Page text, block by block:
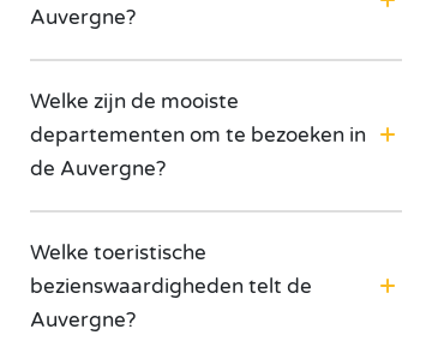
Auvergne?
Welke zijn de mooiste
departementen om te bezoeken in
de Auvergne?
Welke toeristische
bezienswaardigheden telt de
Auvergne?